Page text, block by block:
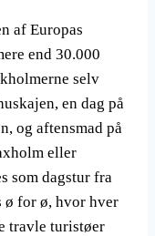
af Europas
end 30.000
selv
en dag på
og aftensmad på
eller
som dagstur fra
ø for ø, hvor hver
travle turistøer